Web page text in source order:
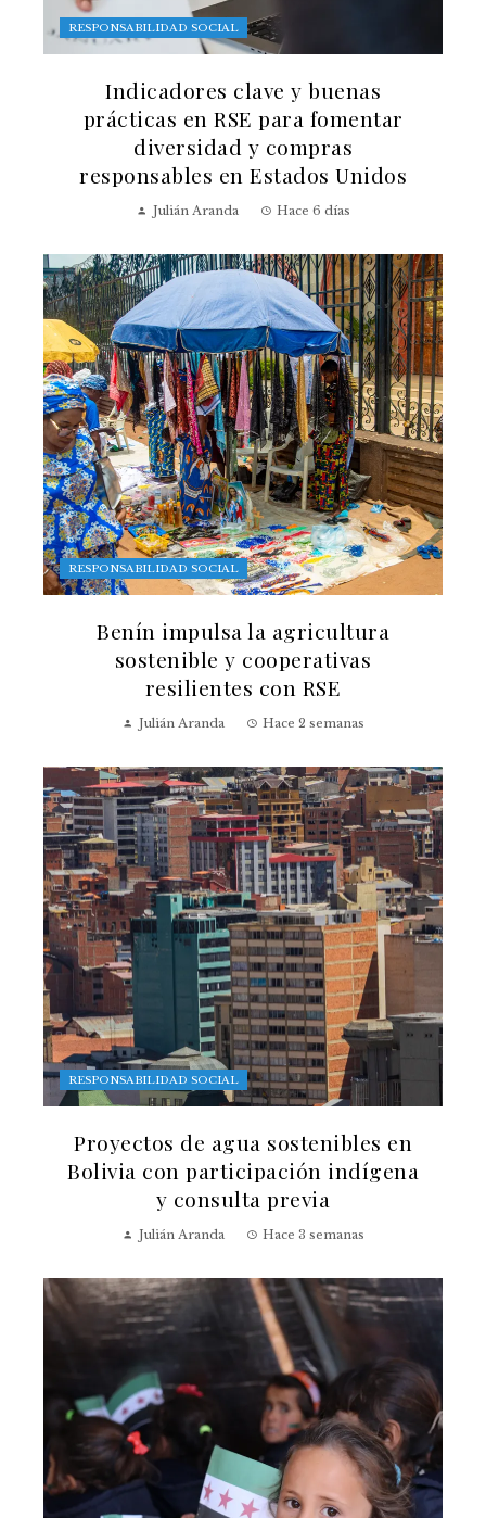
RESPONSABILIDAD SOCIAL
Indicadores clave y buenas
prácticas en RSE para fomentar
diversidad y compras
responsables en Estados Unidos
Julián Aranda Hace 6 días
RESPONSABILIDAD SOCIAL
Benín impulsa la agricultura
sostenible y cooperativas
resilientes con RSE
Julián Aranda Hace 2 semanas
RESPONSABILIDAD SOCIAL
Proyectos de agua sostenibles en
Bolivia con participación indígena
y consulta previa
Julián Aranda Hace 3 semanas